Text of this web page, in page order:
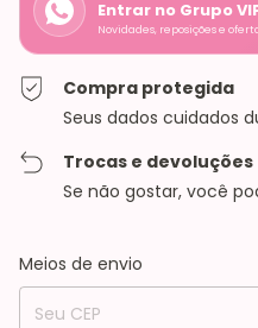
Entrar no Grupo
Novidades, reposições e
Compra protegida
Seus dados cuidados
Trocas e devoluções
Se não gostar, você
Entregas para o CEP:
Meios de envio